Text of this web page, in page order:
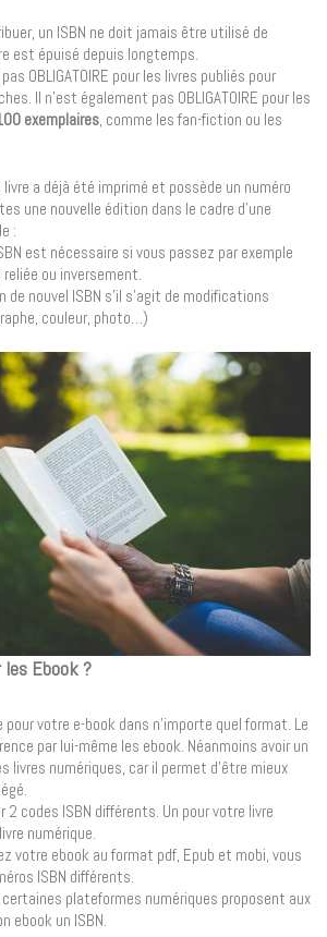
un ISBN ne doit jamais être utilisé de
est épuisé depuis longtemps.
OBLIGATOIRE pour les livres publiés pour
Il n’est également pas OBLIGATOIRE pour les
exemplaires, comme les fan-fiction ou les
a déjà été imprimé et possède un numéro
une nouvelle édition dans le cadre d’une
:
est nécessaire si vous passez par exemple
reliée ou inversement.
nouvel ISBN s’il s’agit de modifications
couleur, photo…)
les Ebook ?
pour votre e-book dans n’importe quel format. Le
par lui-même les ebook. Néanmoins avoir un
livres numériques, car il permet d’être mieux
2 codes ISBN différents. Un pour votre livre
numérique.
votre ebook au format pdf, Epub et mobi, vous
ISBN différents.
plateformes numériques proposent aux
ebook un ISBN.